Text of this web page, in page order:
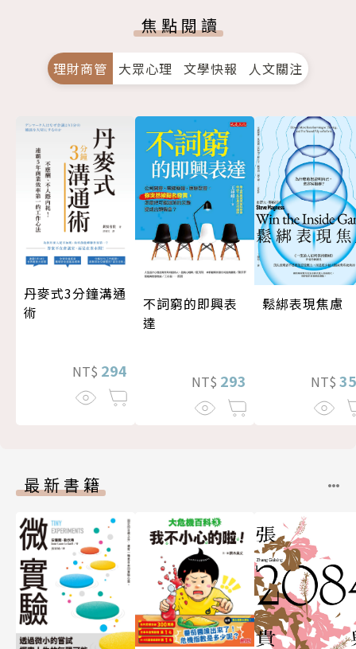
焦點閱讀
理財商管 大眾心理 文學快報 人文關注
丹麥式3分鐘溝通
術
NT$ 294
不詞窮的即興表
達
NT$ 293
鬆綁表現焦慮
NT$
最新書籍